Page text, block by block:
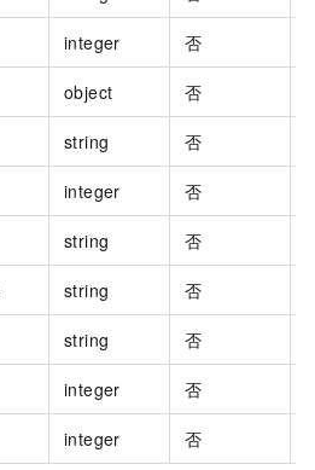
integer 否
object 否
string 否
integer 否
string 否
string 否
string 否
integer 否
integer 否